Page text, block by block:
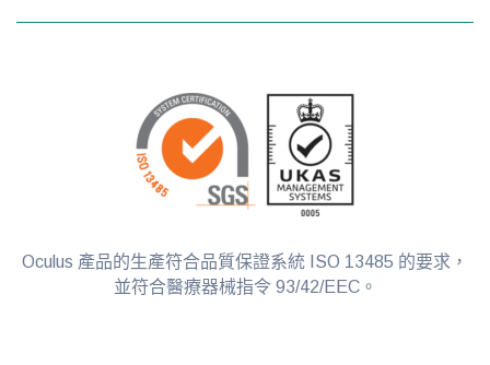
Oculus 產品的生產符合品質保證系統 ISO 13485 的要求，
並符合醫療器械指令 93/42/EEC。